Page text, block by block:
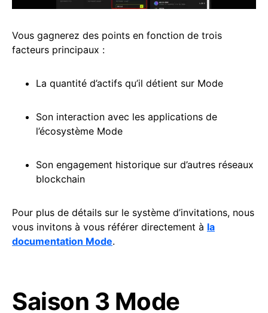
Vous gagnerez des points en fonction de trois
facteurs principaux :
La quantité d’actifs qu’il détient sur Mode
Son interaction avec les applications de
l’écosystème Mode
Son engagement historique sur d’autres réseaux
blockchain
Pour plus de détails sur le système d’invitations, nous
vous invitons à vous référer directement à la
documentation Mode.
Saison 3 Mode